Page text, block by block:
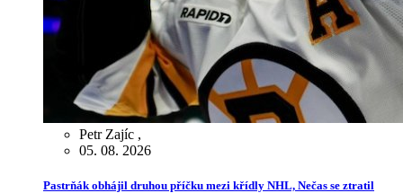
Petr Zajíc ,
05. 08. 2026
Pastrňák obhájil druhou příčku mezi křídly NHL, Nečas se ztratil